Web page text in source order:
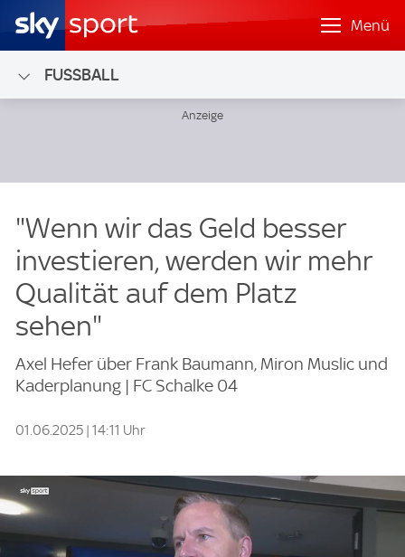
Menü
FUSSBALL
"Wenn wir das Geld besser
investieren, werden wir mehr
Qualität auf dem Platz
sehen"
Axel Hefer über Frank Baumann, Miron Muslic und
Kaderplanung | FC Schalke 04
01.06.2025 | 14:11 Uhr